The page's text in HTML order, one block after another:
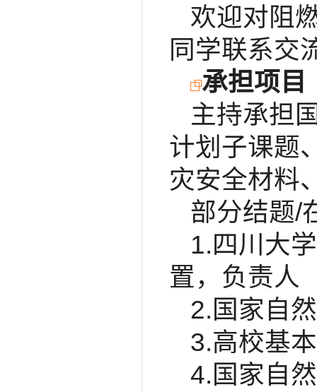
欢迎对阻
同学联系交
承担项目
主持承担
计划子课题
灾安全材料
部分结题/
1.四川大
置，负责人
2.国家自
3.高校基
4.国家自